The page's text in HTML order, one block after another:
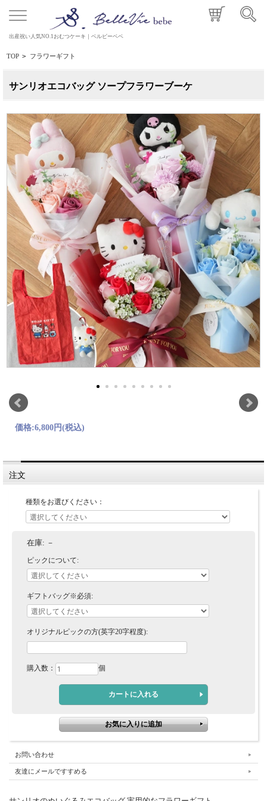
出産祝い人気NO.1おむつケーキ｜ベルビーベベ
TOP > フラワーギフト
サンリオエコバッグ ソープフラワーブーケ
価格:6,800円(税込)
注文
種類をお選びください：
在庫: －
ピックについて:
ギフトバッグ※必須:
オリジナルピックの方(英字20字程度):
購入数： 個
お問い合わせ
友達にメールですすめる